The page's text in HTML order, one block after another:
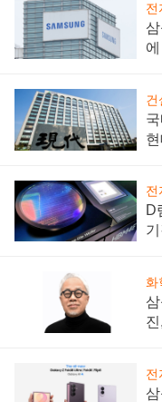
전
건
전
D
화
전